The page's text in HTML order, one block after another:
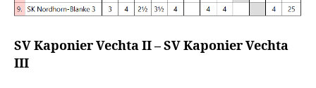
SV Kaponier Vechta II – SV Kaponier Vechta
III